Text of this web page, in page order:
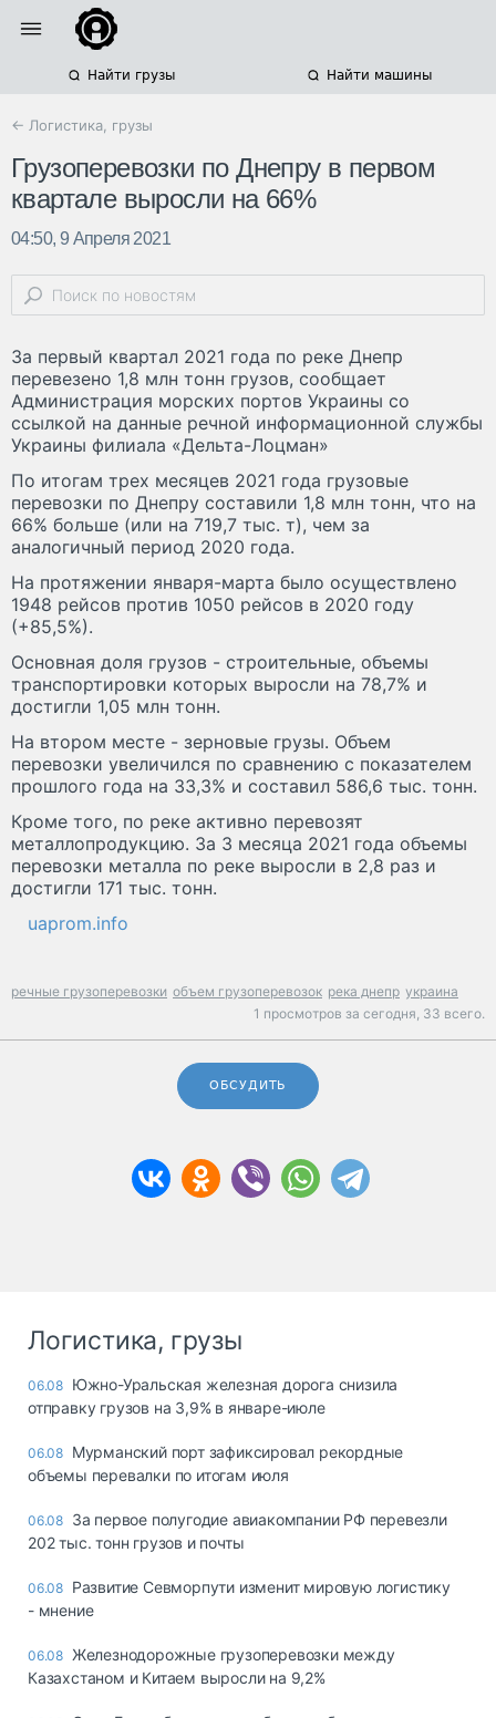
Найти грузы Найти машины
← Логистика, грузы
Грузоперевозки по Днепру в первом
квартале выросли на 66%
04:50, 9 Апреля 2021
За первый квартал 2021 года по реке Днепр
перевезено 1,8 млн тонн грузов, сообщает
Администрация морских портов Украины со
ссылкой на данные речной информационной службы
Украины филиала «Дельта-Лоцман»
По итогам трех месяцев 2021 года грузовые
перевозки по Днепру составили 1,8 млн тонн, что на
66% больше (или на 719,7 тыс. т), чем за
аналогичный период 2020 года.
На протяжении января-марта было осуществлено
1948 рейсов против 1050 рейсов в 2020 году
(+85,5%).
Основная доля грузов - строительные, объемы
транспортировки которых выросли на 78,7% и
достигли 1,05 млн тонн.
На втором месте - зерновые грузы. Объем
перевозки увеличился по сравнению с показателем
прошлого года на 33,3% и составил 586,6 тыс. тонн.
Кроме того, по реке активно перевозят
металлопродукцию. За 3 месяца 2021 года объемы
перевозки металла по реке выросли в 2,8 раз и
достигли 171 тыс. тонн.
uaprom.info
речные грузоперевозки объем грузоперевозок река днепр украина
1 просмотров за сегодня, 33 всего.
ОБСУДИТЬ
Логистика, грузы
06.08 Южно-Уральская железная дорога снизила
отправку грузов на 3,9% в январе-июле
06.08 Мурманский порт зафиксировал рекордные
объемы перевалки по итогам июля
06.08 За первое полугодие авиакомпании РФ перевезли
202 тыс. тонн грузов и почты
06.08 Развитие Севморпути изменит мировую логистику
- мнение
06.08 Железнодорожные грузоперевозки между
Казахстаном и Китаем выросли на 9,2%